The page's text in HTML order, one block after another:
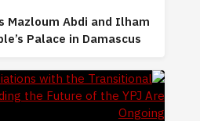
Mazloum Abdi and Ilham
Palace in Damascus